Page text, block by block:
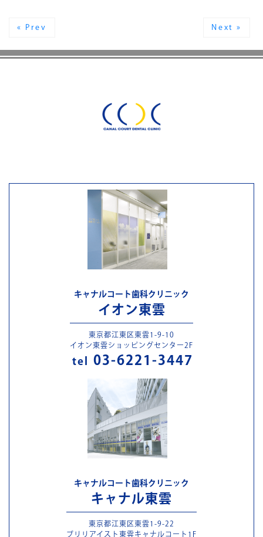
« Prev Next »
キャナルコート歯科クリニック
イオン東雲
東京都江東区東雲1-9-10
イオン東雲ショッピングセンター2F
tel 03-6221-3447
キャナルコート歯科クリニック
キャナル東雲
東京都江東区東雲1-9-22
ブリリアイスト東雲キャナルコート1F